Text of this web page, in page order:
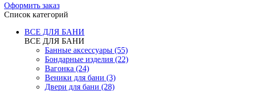
Оформить заказ
Список категорий
ВСЕ ДЛЯ БАНИ
ВСЕ ДЛЯ БАНИ
Банные аксессуары (55)
Бондарные изделия (22)
Вагонка (24)
Веники для бани (3)
Двери для бани (28)